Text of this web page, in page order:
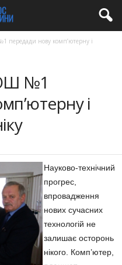
передади нову комп’ютерну і
№1
і
Науково-технічний
прогрес,
впровадження
нових сучасних
технологій не
залишає осторонь
нікого. Комп’ютер,